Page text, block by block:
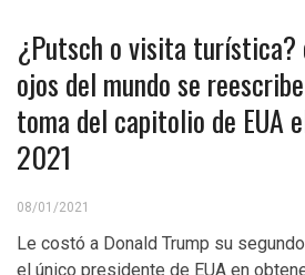
¿Putsch o visita turística?
ojos del mundo se
toma del capitolio de EUA
2021
08/01/2021
Le costó a Donald Trump su
el único presidente de EUA en